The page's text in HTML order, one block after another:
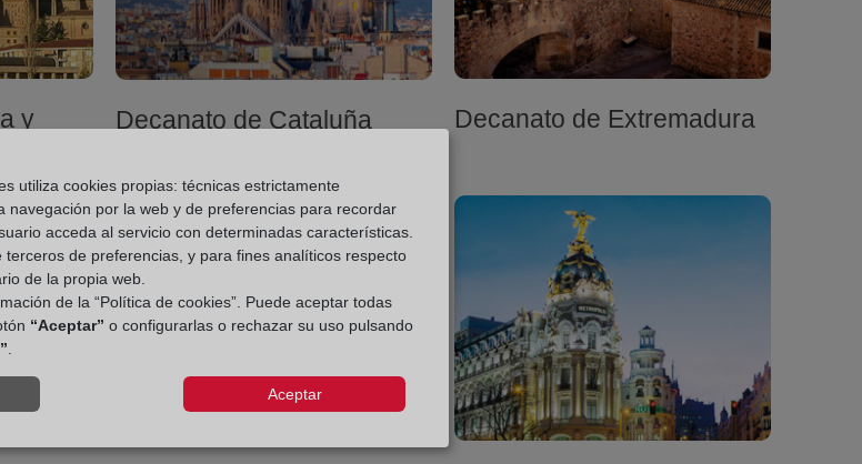
y
Decanato de Cataluña Decanato de Extremadura
utiliza cookies propias: técnicas estrictamente
navegación por la web y de preferencias para recordar
acceda al servicio con determinadas características.
terceros de preferencias, y para fines analíticos respecto
de la propia web.
de la “Política de cookies”. Puede aceptar todas
“Aceptar” o configurarlas o rechazar su uso pulsando
.
Aceptar